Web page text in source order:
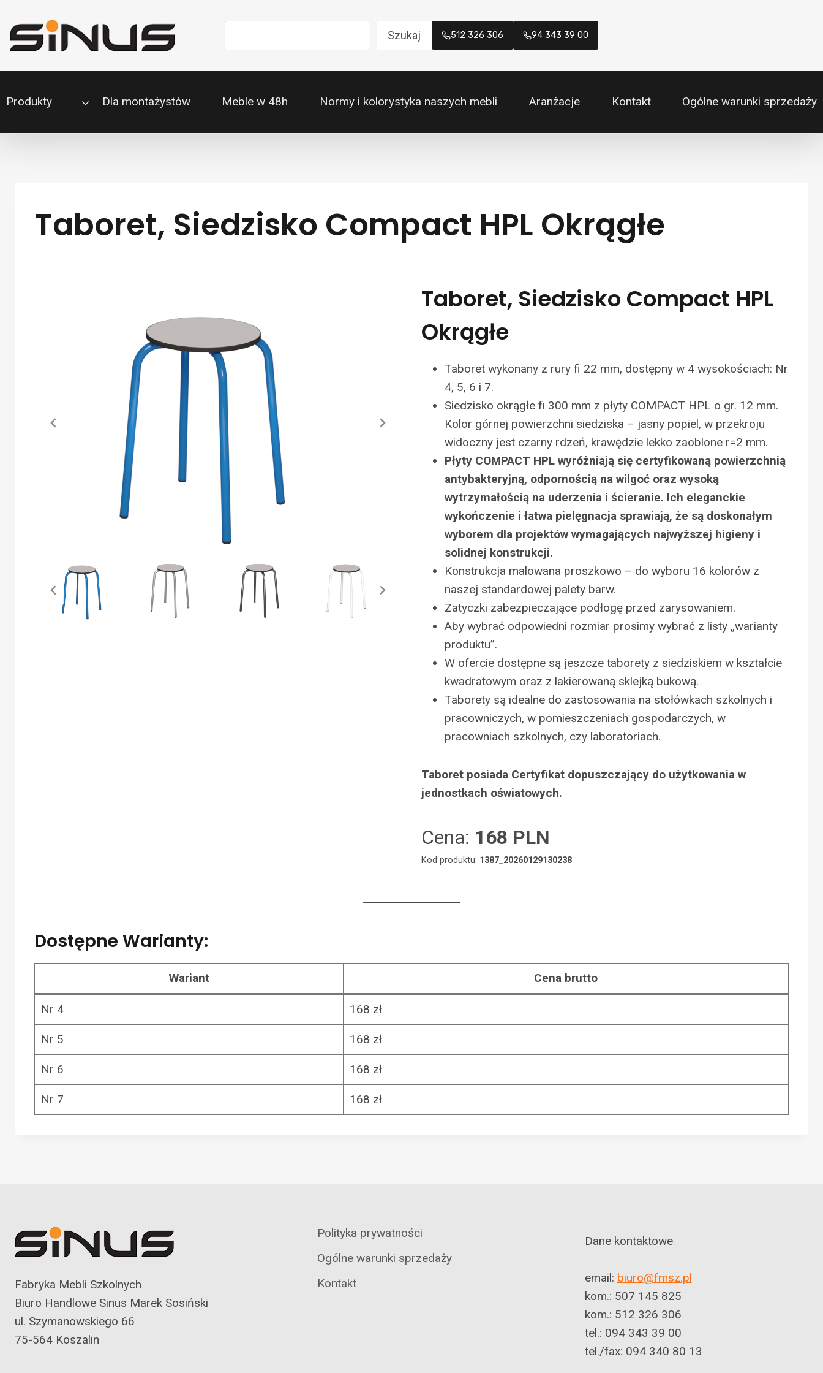
do
treści
Szukaj 512 326 306 94 343 39 00
Produkty Dla montażystów Meble w 48h Normy i kolorystyka naszych mebli Aranżacje Kontakt Ogólne warunki sprzedaży
Taboret, Siedzisko Compact HPL Okrągłe
Taboret, Siedzisko Compact HPL
Okrągłe
Taboret wykonany z rury fi 22 mm, dostępny w 4 wysokościach: Nr
4, 5, 6 i 7.
Siedzisko okrągłe fi 300 mm z płyty COMPACT HPL o gr. 12 mm.
Kolor górnej powierzchni siedziska – jasny popiel, w przekroju
widoczny jest czarny rdzeń, krawędzie lekko zaoblone r=2 mm.
Płyty COMPACT HPL wyróżniają się certyfikowaną powierzchnią
antybakteryjną, odpornością na wilgoć oraz wysoką
wytrzymałością na uderzenia i ścieranie. Ich eleganckie
wykończenie i łatwa pielęgnacja sprawiają, że są doskonałym
wyborem dla projektów wymagających najwyższej higieny i
solidnej konstrukcji.
Konstrukcja malowana proszkowo – do wyboru 16 kolorów z
naszej standardowej palety barw.
Zatyczki zabezpieczające podłogę przed zarysowaniem.
Aby wybrać odpowiedni rozmiar prosimy wybrać z listy „warianty
produktu”.
W ofercie dostępne są jeszcze taborety z siedziskiem w kształcie
kwadratowym oraz z lakierowaną sklejką bukową.
Taborety są idealne do zastosowania na stołówkach szkolnych i
pracowniczych, w pomieszczeniach gospodarczych, w
pracowniach szkolnych, czy laboratoriach.
Taboret posiada Certyfikat dopuszczający do użytkowania w
jednostkach oświatowych.
Cena: 168 PLN
Kod produktu: 1387_20260129130238
Dostępne Warianty:
Wariant Cena brutto
Nr 4 168 zł
Nr 5 168 zł
Nr 6 168 zł
Nr 7 168 zł
Fabryka Mebli Szkolnych
Biuro Handlowe Sinus Marek Sosiński
ul. Szymanowskiego 66
75-564 Koszalin
Polityka prywatności
Ogólne warunki sprzedaży
Kontakt
Dane kontaktowe
email: biuro@fmsz.pl
kom.: 507 145 825
kom.: 512 326 306
tel.: 094 343 39 00
tel./fax: 094 340 80 13